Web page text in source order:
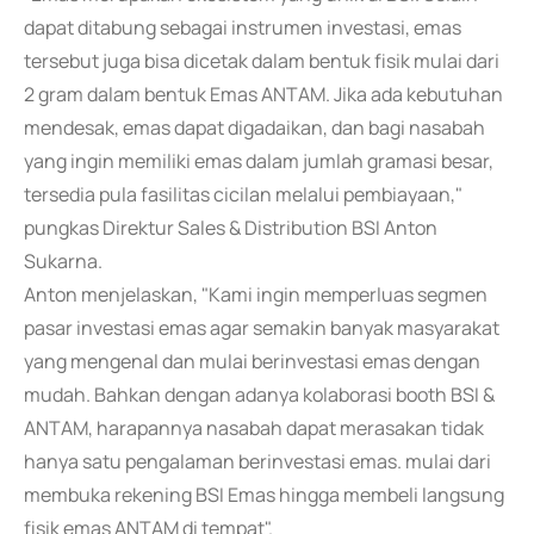
dapat ditabung sebagai instrumen investasi, emas
tersebut juga bisa dicetak dalam bentuk fisik mulai dari
2 gram dalam bentuk Emas ANTAM. Jika ada kebutuhan
mendesak, emas dapat digadaikan, dan bagi nasabah
yang ingin memiliki emas dalam jumlah gramasi besar,
tersedia pula fasilitas cicilan melalui pembiayaan,"
pungkas Direktur Sales & Distribution BSI Anton
Sukarna.
Anton menjelaskan, "Kami ingin memperluas segmen
pasar investasi emas agar semakin banyak masyarakat
yang mengenal dan mulai berinvestasi emas dengan
mudah. Bahkan dengan adanya kolaborasi booth BSI &
ANTAM, harapannya nasabah dapat merasakan tidak
hanya satu pengalaman berinvestasi emas. mulai dari
membuka rekening BSI Emas hingga membeli langsung
fisik emas ANTAM di tempat".